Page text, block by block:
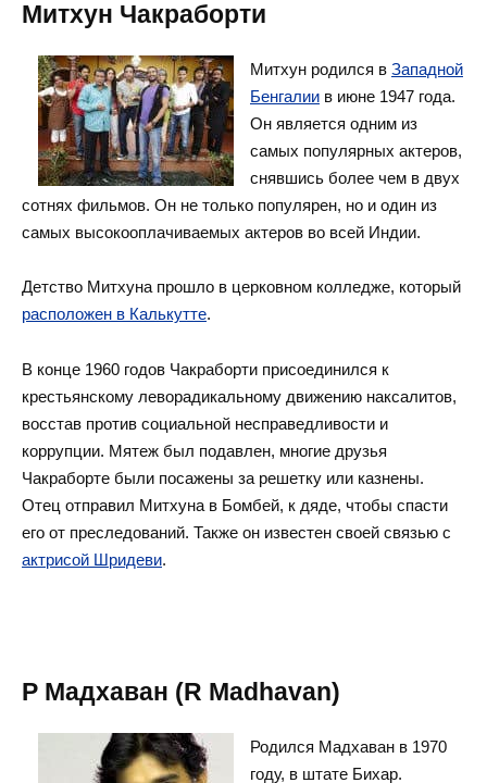
Митхун Чакраборти
Митхун родился в Западной
Бенгалии в июне 1947 года.
Он является одним из
самых популярных актеров,
снявшись более чем в двух
сотнях фильмов. Он не только популярен, но и один из
самых высокооплачиваемых актеров во всей Индии.
Детство Митхуна прошло в церковном колледже, который
расположен в Калькутте.
В конце 1960 годов Чакраборти присоединился к
крестьянскому леворадикальному движению наксалитов,
восстав против социальной несправедливости и
коррупции. Мятеж был подавлен, многие друзья
Чакраборте были посажены за решетку или казнены.
Отец отправил Митхуна в Бомбей, к дяде, чтобы спасти
его от преследований. Также он известен своей связью с
актрисой Шридеви.
Р Мадхаван (R Madhavan)
Родился Мадхаван в 1970
году, в штате Бихар.